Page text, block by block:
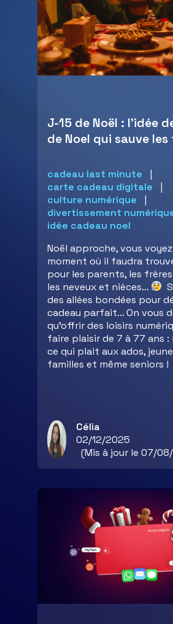
J-15 de Noël : l’idée
de Noel qui sauve
cadeau last minute
carte cadeau digitale
culture numérique
divertissement
idée cadeau noel
Noël approche, vous
moment où il faudra
pour les parents, les
les neveux et nièces…
des allées bondées pour
cadeau parfait... On vous
qu'offrir des loisirs
faire plaisir de 7 à 77 ans
ce qui plait aux ados,
familles et même seniors !
Célia
02/12/2025
(Mis à jour le 07/